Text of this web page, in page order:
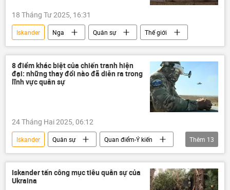
18 Tháng Tư 2025, 16:31
Iskander Nga Quân sự Thế giới
8 điểm khác biệt của chiến tranh hiện
đại: những thay đổi nào đã diễn ra trong
lĩnh vực quân sự
24 Tháng Hai 2025, 06:12
Iskander Quân sự
Quan điểm-Ý kiến
Nga
Ukraina
Cuộc khủng hoảng ở Ukraina
xung đột quân sự
Thêm 13
Iskander tấn công mục tiêu quân sự của
Ukraina